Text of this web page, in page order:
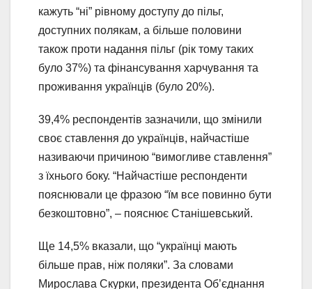
кажуть “ні” рівному доступу до пільг,
доступних полякам, а більше половини
також проти надання пільг (рік тому таких
було 37%) та фінансування харчування та
проживання українців (було 20%).
39,4% респондентів зазначили, що змінили
своє ставлення до українців, найчастіше
називаючи причиною “вимогливе ставлення”
з їхнього боку. “Найчастіше респонденти
пояснювали це фразою “їм все повинно бути
безкоштовно”, – пояснює Станішевський.
Ще 14,5% вказали, що “українці мають
більше прав, ніж поляки”. За словами
Мирослава Скурки, президента Об’єднання